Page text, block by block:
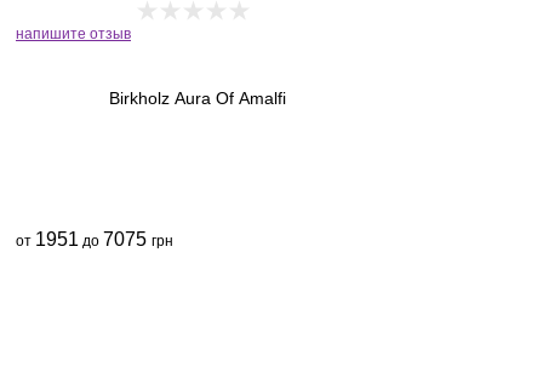
напишите отзыв
Birkholz Aura Of Amalfi
от 1951 до 7075 грн